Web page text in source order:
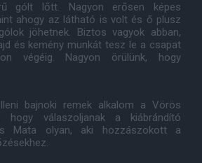
gólt lőtt. Nagyon erősen képes
ahogy az látható is volt és ő plusz
jöhetnek. Biztos vagyok abban,
és kemény munkát tesz le a csapat
végéig. Nagyon örülünk, hogy
bajnoki remek alkalom a Vörös
hogy válaszoljanak a kiábrándító
Mata olyan, aki hozzászokott a